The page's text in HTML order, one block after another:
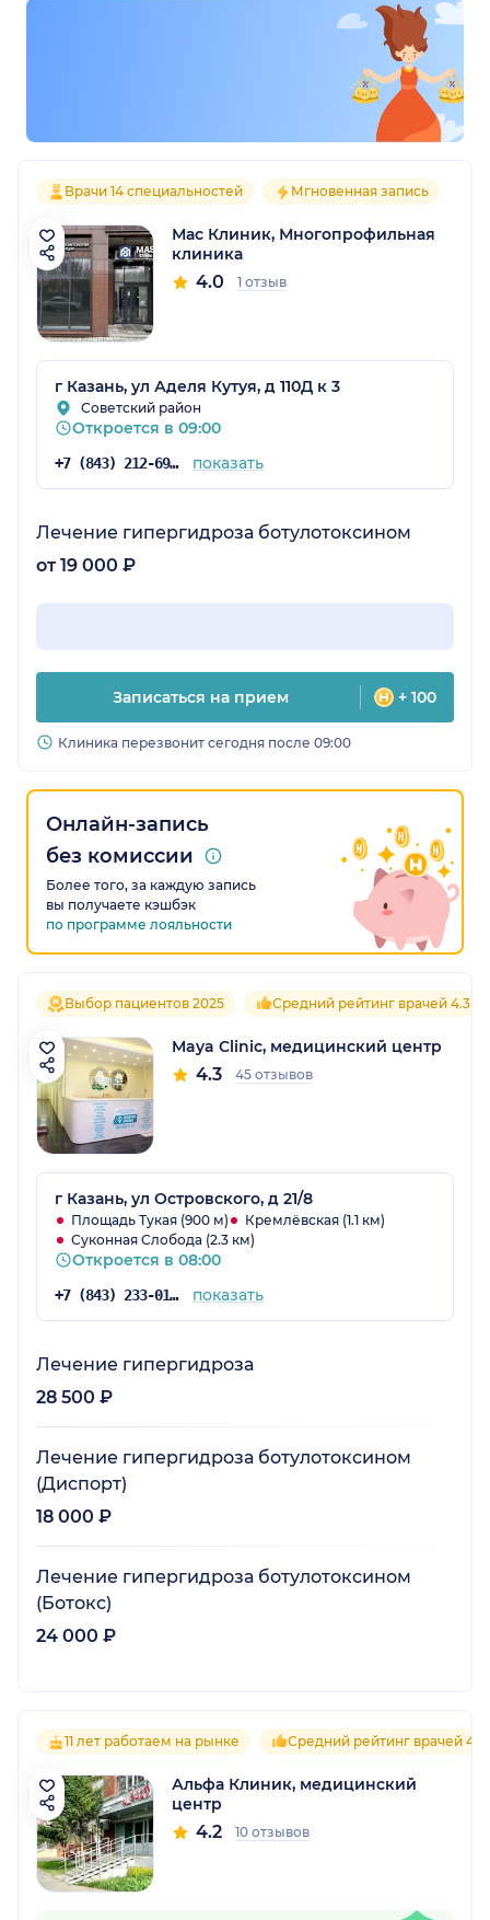
Врачи 14 специальностей Мгновенная запись
Мас Клиник, Многопрофильная
клиника
4.0 1 отзыв
г Казань, ул Аделя Кутуя, д 110Д к 3
Советский район
Откроется в 09:00
+7 (843) 212-69-36 показать
Лечение гипергидроза ботулотоксином
от 19 000 ₽
Записаться на прием + 100
Клиника перезвонит сегодня после 09:00
Онлайн-запись
без комиссии
Более того, за каждую запись
вы получаете кэшбэк
по программе лояльности
Выбор пациентов 2025 Средний рейтинг врачей 4.3
Maya Clinic, медицинский центр
4.3 45 отзывов
г Казань, ул Островского, д 21/8
Площадь Тукая (900 м)
Кремлёвская (1.1 км)
Суконная Слобода (2.3 км)
Откроется в 08:00
+7 (843) 233-01-32 показать
Лечение гипергидроза
28 500 ₽
Лечение гипергидроза ботулотоксином
(Диспорт)
18 000 ₽
Лечение гипергидроза ботулотоксином
(Ботокс)
24 000 ₽
11 лет работаем на рынке Средний рейтинг врачей 4.2
Альфа Клиник, медицинский
центр
4.2 10 отзывов